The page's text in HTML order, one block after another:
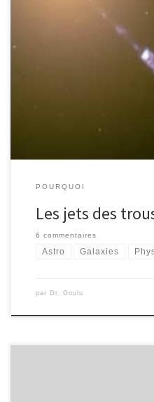
Les trous noirs sont très noirs :
plus ils sont très petits, ce qui
« voir » avec un télescope. Par
cataclysmiques qu’ils
énergie colossale qui trahit
POURQUOI
Les jets des
6 commentaires
Astro Galaxies
par Dr. Goulu